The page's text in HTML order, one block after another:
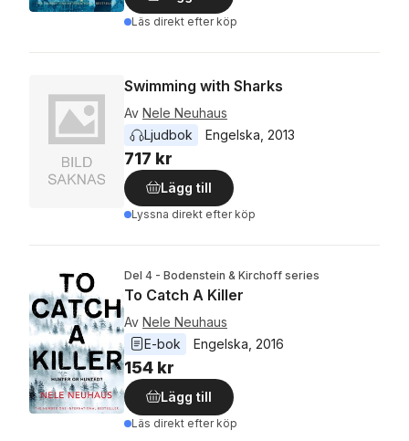
Läs direkt efter köp
Swimming with Sharks
Av Nele Neuhaus
Ljudbok
Engelska 2013
717 kr
Lägg till
Lyssna direkt efter köp
Del 4 - Bodenstein & Kirchoff series
To Catch A Killer
Av Nele Neuhaus
E-bok
Engelska 2016
154 kr
Lägg till
Läs direkt efter köp